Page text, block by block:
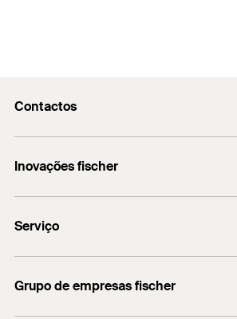
Contactos
+351 218 954 180
Inovações fischer
Serviço
Informação
Grupo de empresas fischer